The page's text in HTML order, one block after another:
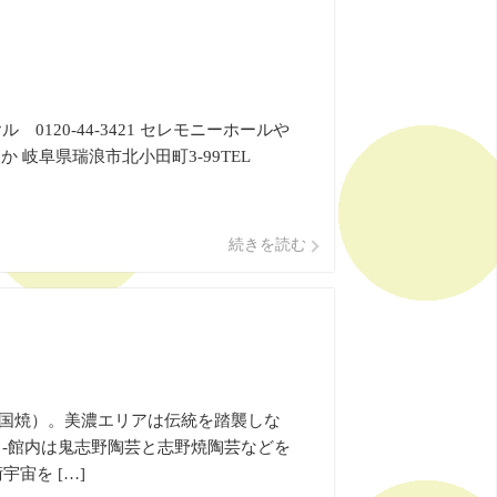
0120-44-3421 セレモニーホールや
岐阜県瑞浪市北小田町3-99TEL
続きを読む
焼）。美濃エリアは伝統を踏襲しな
内は鬼志野陶芸と志野焼陶芸などを
宇宙を […]